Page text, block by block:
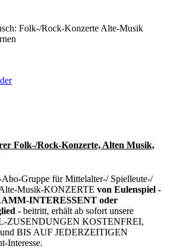
Folk-/Rock-Konzerte Alte-Musik
Folk-/Rock-Konzerte, Alten Musik,
Abo-Gruppe für Mittelalter-/ Spielleute-/
Musik-KONZERTE von Eulenspiel -
INTERESSENT oder
- beitritt, erhält ab sofort unsere
ZUSENDUNGEN KOSTENFREI,
BIS AUF JEDERZEITIGEN
Interesse.